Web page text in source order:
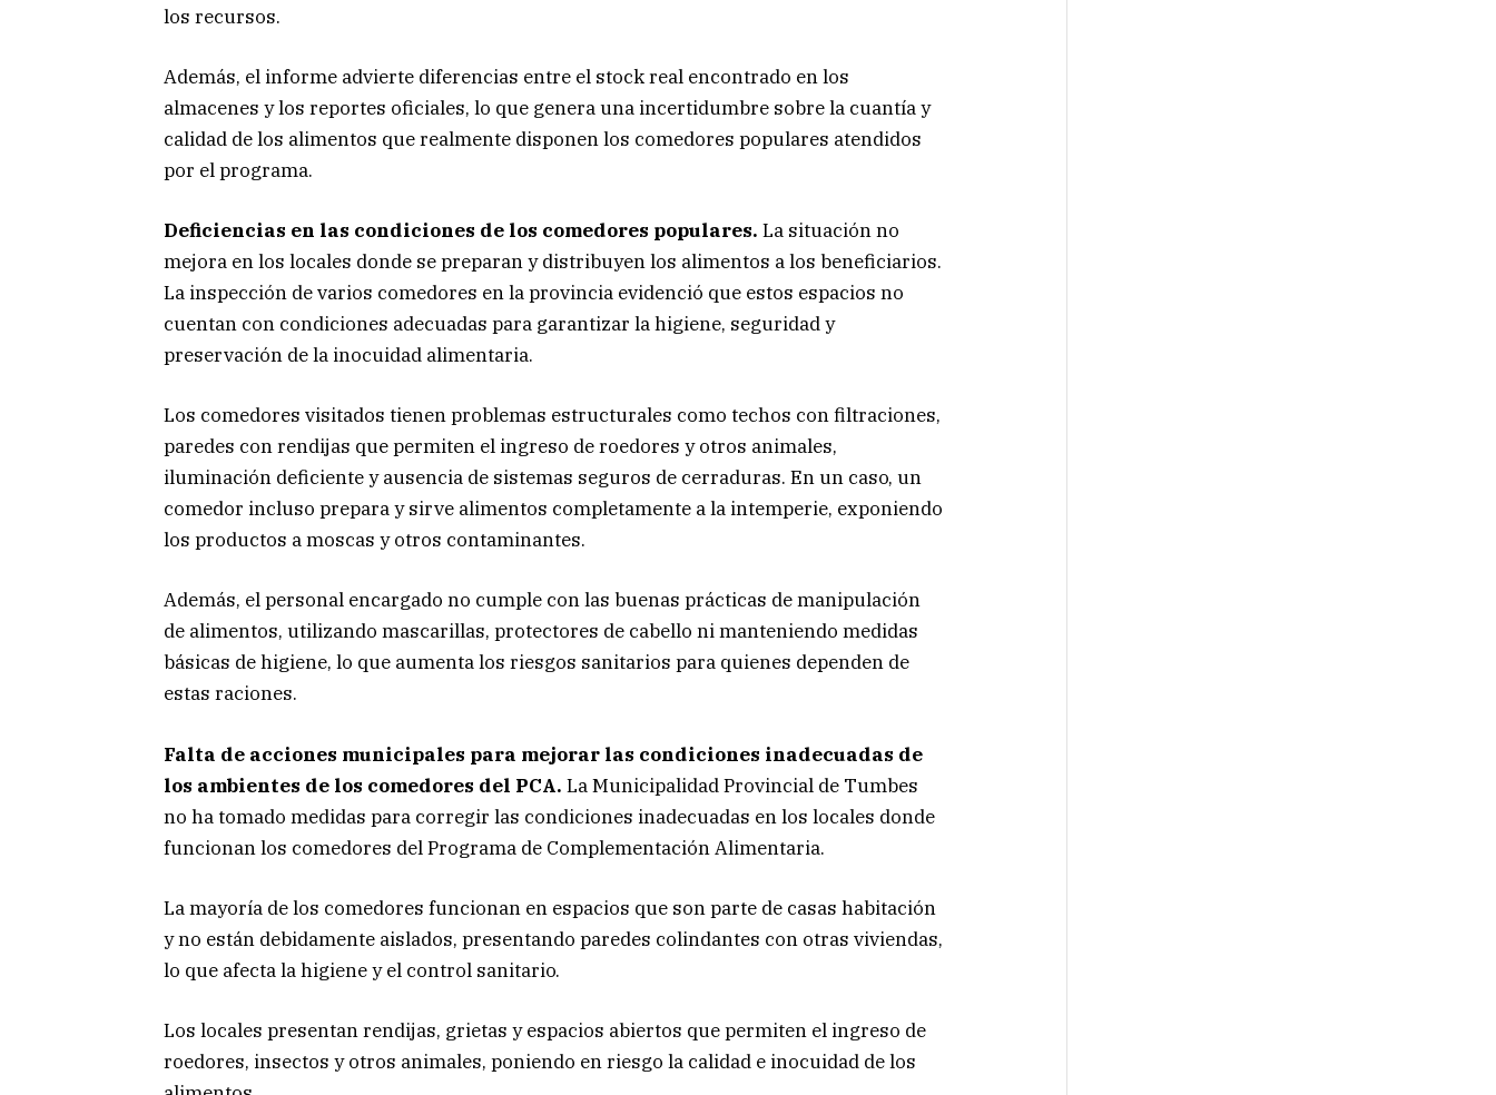
los recursos.
Además, el informe advierte diferencias entre el stock real encontrado en los
almacenes y los reportes oficiales, lo que genera una incertidumbre sobre la cuantía y
calidad de los alimentos que realmente disponen los comedores populares atendidos
por el programa.
Deficiencias en las condiciones de los comedores populares. La situación no
mejora en los locales donde se preparan y distribuyen los alimentos a los beneficiarios.
La inspección de varios comedores en la provincia evidenció que estos espacios no
cuentan con condiciones adecuadas para garantizar la higiene, seguridad y
preservación de la inocuidad alimentaria.
Los comedores visitados tienen problemas estructurales como techos con filtraciones,
paredes con rendijas que permiten el ingreso de roedores y otros animales,
iluminación deficiente y ausencia de sistemas seguros de cerraduras. En un caso, un
comedor incluso prepara y sirve alimentos completamente a la intemperie, exponiendo
los productos a moscas y otros contaminantes.
Además, el personal encargado no cumple con las buenas prácticas de manipulación
de alimentos, utilizando mascarillas, protectores de cabello ni manteniendo medidas
básicas de higiene, lo que aumenta los riesgos sanitarios para quienes dependen de
estas raciones.
Falta de acciones municipales para mejorar las condiciones inadecuadas de
los ambientes de los comedores del PCA. La Municipalidad Provincial de Tumbes
no ha tomado medidas para corregir las condiciones inadecuadas en los locales donde
funcionan los comedores del Programa de Complementación Alimentaria.
La mayoría de los comedores funcionan en espacios que son parte de casas habitación
y no están debidamente aislados, presentando paredes colindantes con otras viviendas,
lo que afecta la higiene y el control sanitario.
Los locales presentan rendijas, grietas y espacios abiertos que permiten el ingreso de
roedores, insectos y otros animales, poniendo en riesgo la calidad e inocuidad de los